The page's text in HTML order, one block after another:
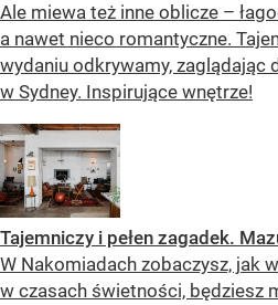
Ale miewa też inne oblicze –
a nawet nieco romantyczne.
wydaniu odkrywamy, zaglądając
w Sydney. Inspirujące wnętrze!
Tajemniczy i pełen zagadek.
W Nakomiadach zobaczysz, jak
w czasach świetności, będziesz